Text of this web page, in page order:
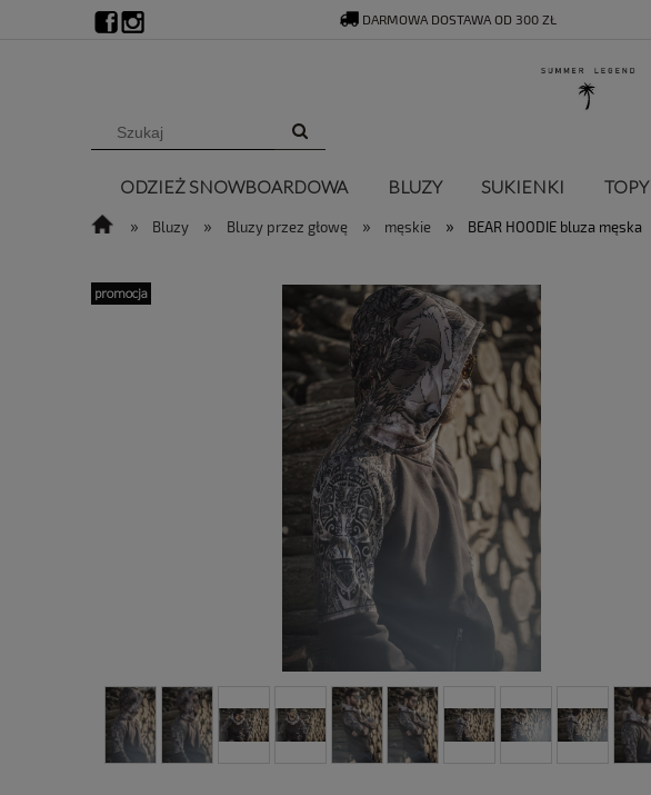
DARMOWA DOSTAWA OD 300 ZŁ
ODZIEŻ SNOWBOARDOWA BLUZY SUKIENKI TOPY
» Bluzy » Bluzy przez głowę » męskie » BEAR HOODIE bluza męska
promocja